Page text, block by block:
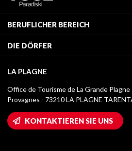
BERUFLICHER BEREICH
Mitglied des Fremdenverkehrsamtes
Klassifizierung von Möbeln
Kurtaxe
Mediathek
Logos La Plagne
Wifi-Zugang
Haus der Eigentümer
DIE DÖRFER
Montchavin - Les Coches
Champagny-en-Vanoise
Plagne 1800
LA PLAGNE
Office de Tourisme de La Grande Plagne
Provagnes - 73210 LA PLAGNE
KONTAKTIEREN SIE UNS